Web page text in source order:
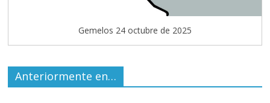
Gemelos 24 octubre de 2025
Anteriormente en…